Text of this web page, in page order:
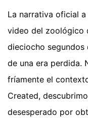
La narrativa oficial
video del zoológico
dieciocho segundos
de una era perdida.
fríamente el
Created,
desesperado por